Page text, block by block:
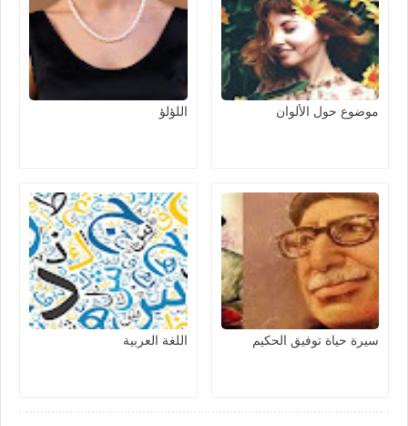
موضوع حول الألوان اللؤلؤ
سيرة حياة توفيق الحكيم اللغة العربية